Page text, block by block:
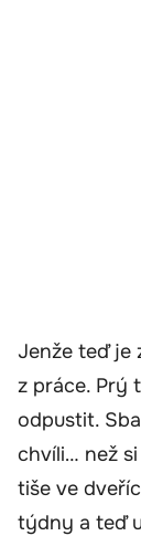
Jenže teď je
z práce. Prý
odpustit.
chvíli… než
tiše ve
týdny a teď